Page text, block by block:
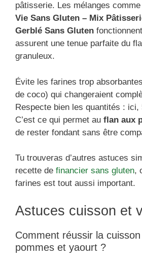
pâtisserie. Les mélanges comme
Vie Sans Gluten – Mix
Gerblé Sans Gluten
assurent une tenue parfaite du
granuleux.
Évite les farines trop
de coco) qui changeraient
Respecte bien les quantités : ici,
C’est ce qui permet au flan aux
de rester fondant sans être
Tu trouveras d’autres astuces
recette de financier sans gluten,
farines est tout aussi important.
Astuces cuisson et
Comment réussir la
pommes et yaourt ?